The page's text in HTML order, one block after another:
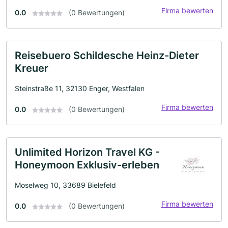
0.0 (0 Bewertungen) Firma bewerten
Reisebuero Schildesche Heinz-Dieter
Kreuer
Steinstraße 11, 32130 Enger, Westfalen
0.0 (0 Bewertungen) Firma bewerten
Unlimited Horizon Travel KG -
Honeymoon Exklusiv-erleben
Moselweg 10, 33689 Bielefeld
0.0 (0 Bewertungen) Firma bewerten